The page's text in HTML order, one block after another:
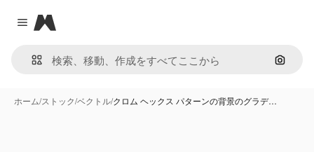
Close menu
Magnific
画像で
ホーム/ストック/ベクトル/クロム ヘックス パターンの背景のグラデ…